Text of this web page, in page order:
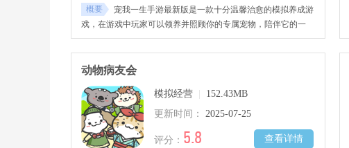
概要
宠我一生手游最新版是一款十分温馨治愈的模拟养成游
戏，在游戏中玩家可以领养并照顾你的专属宠物，陪伴它的一
生，从幼年到老年共同经历成长和变化。
动物病友会
模拟经营
152.43MB
更新时间：
2025-07-25
查看详情
评分： 5.8